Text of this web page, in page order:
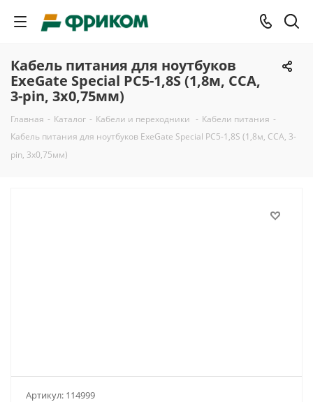
Кабель питания для ноутбуков
ExeGate Special PC5-1,8S (1,8м, CCA,
3-pin, 3х0,75мм)
Главная - Каталог - Кабели и переходники - Кабели питания -
Кабель питания для ноутбуков ExeGate Special PC5-1,8S (1,8м, CCA, 3-
pin, 3х0,75мм)
Артикул: 114999